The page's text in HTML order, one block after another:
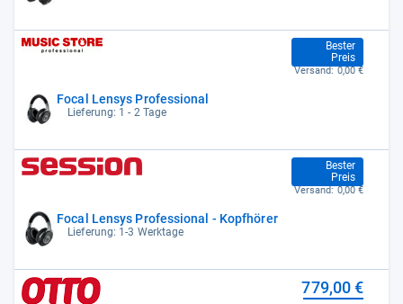
Focal Lensys Professional
Lieferung: 1 - 2 Tage
Bester
Preis
594,00 €
Versand: 0,00 €
Focal Lensys Professional - Kopfhörer
Lieferung: 1-3 Werktage
Bester
Preis
594,00 €
Versand: 0,00 €
779,00 €